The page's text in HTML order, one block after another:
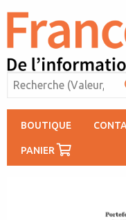
BOUTIQUE
PANIER